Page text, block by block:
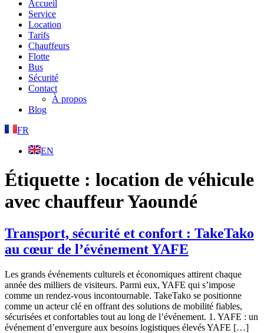
Accueil
Service
Location
Tarifs
Chauffeurs
Flotte
Bus
Sécurité
Contact
À propos
Blog
FR
EN
Étiquette : location de véhicule
avec chauffeur Yaoundé
Transport, sécurité et confort : TakeTako
au cœur de l’événement YAFE
Les grands événements culturels et économiques attirent chaque
année des milliers de visiteurs. Parmi eux, YAFE qui s’impose
comme un rendez-vous incontournable. TakeTako se positionne
comme un acteur clé en offrant des solutions de mobilité fiables,
sécurisées et confortables tout au long de l’événement. 1. YAFE : un
événement d’envergure aux besoins logistiques élevés YAFE […]